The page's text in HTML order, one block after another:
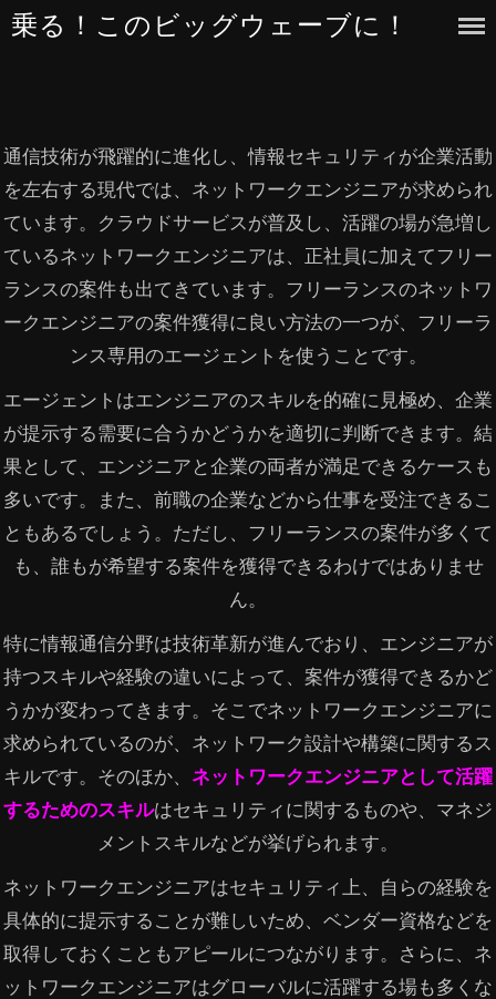
Skip
乗る！このビッグウェーブに！
通信技術が飛躍的に進化し、情報セキュリティが企業活動
を左右する現代では、ネットワークエンジニアが求められ
ています。クラウドサービスが普及し、活躍の場が急増し
ているネットワークエンジニアは、正社員に加えてフリー
ランスの案件も出てきています。フリーランスのネットワ
ークエンジニアの案件獲得に良い方法の一つが、フリーラ
ンス専用のエージェントを使うことです。
エージェントはエンジニアのスキルを的確に見極め、企業
が提示する需要に合うかどうかを適切に判断できます。結
果として、エンジニアと企業の両者が満足できるケースも
多いです。また、前職の企業などから仕事を受注できるこ
ともあるでしょう。ただし、フリーランスの案件が多くて
も、誰もが希望する案件を獲得できるわけではありませ
ん。
特に情報通信分野は技術革新が進んでおり、エンジニアが
持つスキルや経験の違いによって、案件が獲得できるかど
うかが変わってきます。そこでネットワークエンジニアに
求められているのが、ネットワーク設計や構築に関するス
キルです。そのほか、 ネットワークエンジニアとして活躍
するためのスキルはセキュリティに関するものや、マネジ
メントスキルなどが挙げられます。
ネットワークエンジニアはセキュリティ上、自らの経験を
具体的に提示することが難しいため、ベンダー資格などを
取得しておくこともアピールにつながります。さらに、ネ
ットワークエンジニアはグローバルに活躍する場も多くな